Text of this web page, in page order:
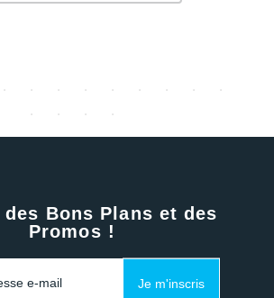
des Bons Plans et des
Promos !
Je m'inscris